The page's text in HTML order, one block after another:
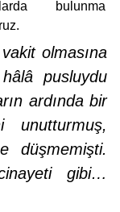
bulunma
olmasına
pusluydu
ardında bir
unutturmuş,
düşmemişti.
gibi…